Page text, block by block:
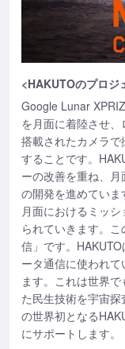
<HAKUTOのプロジ
Google Lunar
を月面に着陸させ
搭載されたカメラ
することです。
ーの改善を重ね、
の開発を進めていま
月面におけるミッ
られていきます。
信」です。
ータ通信に使われ
ます。これは世界
た民生技術を宇宙
の世界初となる
にサポートします。